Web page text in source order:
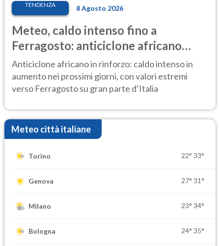
TENDENZA 8 Agosto 2026
Meteo, caldo intenso fino a
Ferragosto: anticiclone africano
ancora protagonista
Anticiclone africano in rinforzo: caldo intenso in
aumento nei prossimi giorni, con valori estremi
verso Ferragosto su gran parte d’Italia
Meteo città italiane
Torino 22° 33°
Genova 27° 31°
Milano 23° 34°
Bologna 24° 35°